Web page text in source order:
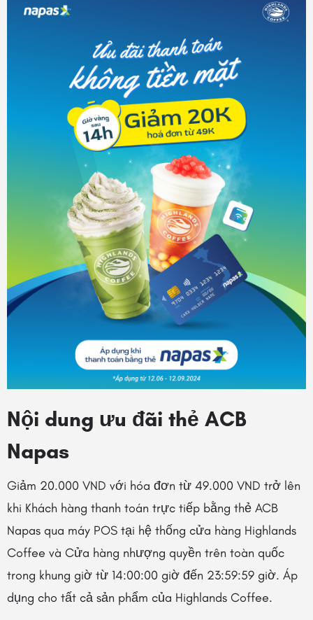
Nội dung ưu đãi thẻ ACB
Napas
Giảm 20.000 VND với hóa đơn từ 49.000 VND trở lên
khi Khách hàng thanh toán trực tiếp bằng thẻ ACB
Napas qua máy POS tại hệ thống cửa hàng Highlands
Coffee và Cửa hàng nhượng quyền trên toàn quốc
trong khung giờ từ 14:00:00 giờ đến 23:59:59 giờ. Áp
dụng cho tất cả sản phẩm của Highlands Coffee.